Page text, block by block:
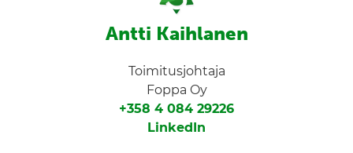
Antti Kaihlanen
Toimitusjohtaja
Foppa Oy
+358 4 084 29226
LinkedIn